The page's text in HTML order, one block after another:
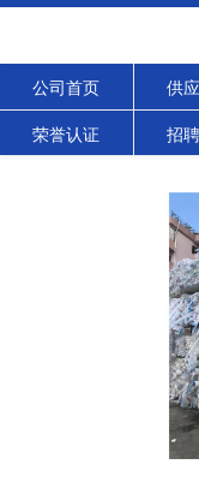
公司首页 供
荣誉认证 招